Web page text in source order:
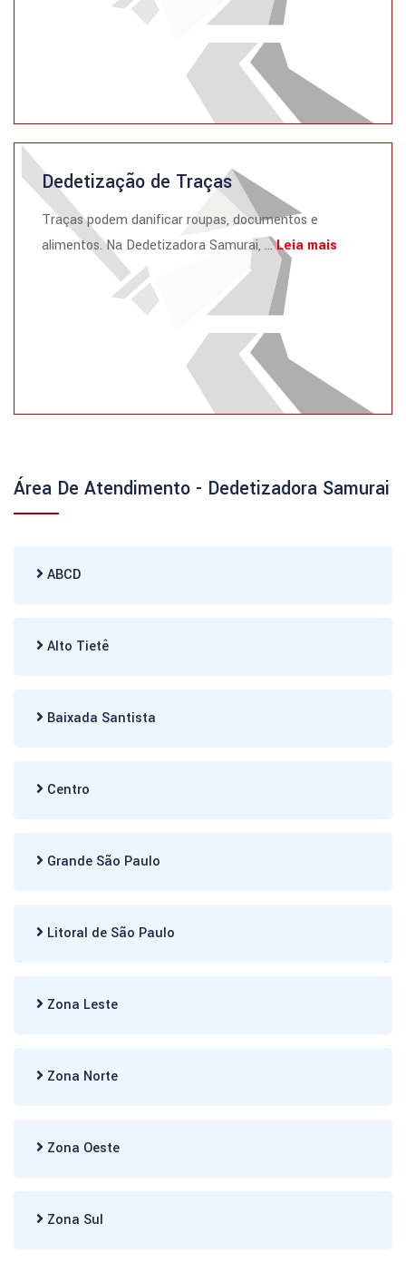
Dedetização de Traças
Traças podem danificar roupas, documentos e
alimentos. Na Dedetizadora Samurai, ...Leia mais
Área De Atendimento - Dedetizadora Samurai
ABCD
Alto Tietê
Baixada Santista
Centro
Grande São Paulo
Litoral de São Paulo
Zona Leste
Zona Norte
Zona Oeste
Zona Sul